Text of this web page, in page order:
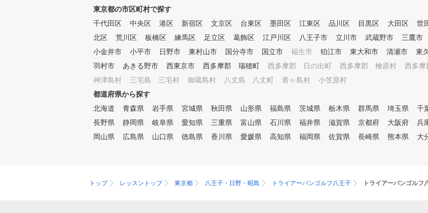
タをもとに、外部資格を有する
専属プロがレッスンをおこない
、シミュレーターの映像や数値
データを確認しながら、会員様
にわかりやすくレッスンします
回の復習や今後の課題など、継
けます。 ③レッスン受け放題
、レンジ使い放題のサブスクモ
い時にはシミュレーションを使
東京都の市区町村で探す
千代田区
中央区 港区 新宿区 文京区 台東区 墨田区 江東区 品川区 目黒区 大田区 世
北区
荒川区 板橋区 練馬区 足立区 葛飾区 江戸川区 八王子市 立川市 武蔵野市 三鷹市
小金井市
小平市 日野市 東村山市 国分寺市 国立市 福生市 狛江市 東大和市 清瀬市 東
羽村市
あきる野市 西東京市 西多摩郡 瑞穂町 西多摩郡 日の出町 西多摩郡 檜原村 西多
神津島村
三宅島 三宅村 御蔵島村 八丈島 八丈町 青ヶ島村
小笠原村
都道府県から探す
北海道
青森県 岩手県 宮城県 秋田県 山形県 福島県 茨城県 栃木県 群馬県 埼玉県 千
長野県
静岡県 岐阜県 愛知県 三重県 富山県 石川県 福井県 滋賀県 京都府 大阪府 兵
岡山県
広島県 山口県 徳島県 香川県 愛媛県 高知県 福岡県 佐賀県 長崎県 熊本県 大
トップ レッスントップ 東京都 八王子・日野・昭島 トライアーバンゴルフ八王子 トライアーバンゴル